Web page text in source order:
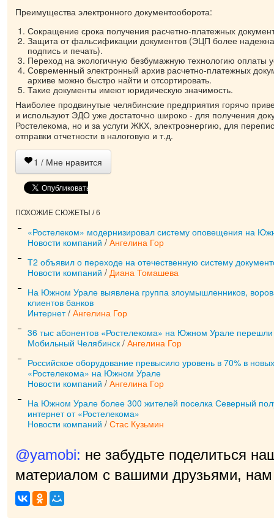
Преимущества электронного документооборота:
Сокращение срока получения расчетно-платежных
Защита от фальсификации документов (ЭЦП более
подпись и печать).
Переход на экологичную безбумажную технологию оплаты
Современный электронный архив расчетно-платежных
архиве можно быстро найти и отсортировать.
Такие документы имеют юридическую значимость.
Наиболее продвинутые челябинские предприятия горячо
и используют ЭДО уже достаточно широко - для получения
Ростелекома, но и за услуги ЖКХ, электроэнергию, для
отправки отчетности в налоговую и т.д.
1 / Мне нравится
ПОХОЖИЕ СЮЖЕТЫ / 6
«Ростелеком» модернизировал систему оповещения на
Новости компаний / Ангелина Гор
Т2 объявил о переходе на отечественную систему
Новости компаний / Диана Томашева
На Южном Урале выявлена группа злоумышленников,
клиентов банков
Интернет/ Ангелина Гор
36 тыс абонентов «Ростелекома» на Южном Урале перешли
Мобильный Челябинск / Ангелина Гор
Российское оборудование превысило уровень в 70% в
«Ростелекома» на Южном Урале
Новости компаний / Ангелина Гор
На Южном Урале более 300 жителей поселка Северный
интернет от «Ростелекома»
Новости компаний / Стас Кузьмин
@yamobi: не забудьте поделиться
материалом с вашими друзьями, нам
прият|